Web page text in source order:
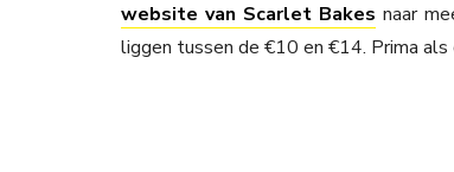
website van Scarlet Bakes naar
liggen tussen de €10 en €14. Prima